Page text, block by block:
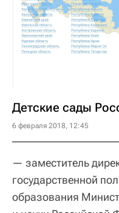
Детские сады
6 февраля 2018, 12:45
— заместитель
государственной
образования